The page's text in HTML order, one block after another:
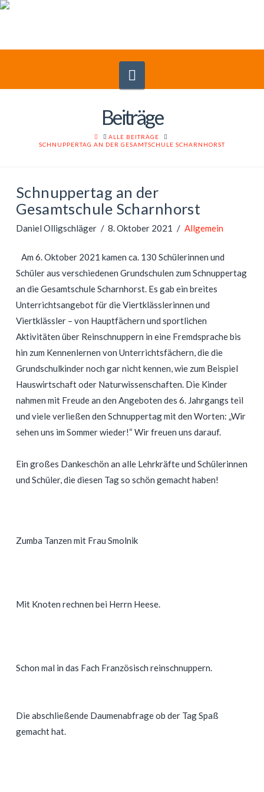
Navigation
Beiträge
HOMEALLE BEITRÄGE
SCHNUPPERTAG AN DER GESAMTSCHULE SCHARNHORST
Schnuppertag an der
Gesamtschule Scharnhorst
Daniel Olligschläger 8. Oktober 2021 Allgemein
Am 6. Oktober 2021 kamen ca. 130 Schülerinnen und
Schüler aus verschiedenen Grundschulen zum Schnuppertag
an die Gesamtschule Scharnhorst. Es gab ein breites
Unterrichtsangebot für die Viertklässlerinnen und
Viertklässler – von Hauptfächern und sportlichen
Aktivitäten über Reinschnuppern in eine Fremdsprache bis
hin zum Kennenlernen von Unterrichtsfächern, die die
Grundschulkinder noch gar nicht kennen, wie zum Beispiel
Hauswirtschaft oder Naturwissenschaften. Die Kinder
nahmen mit Freude an den Angeboten des 6. Jahrgangs teil
und viele verließen den Schnuppertag mit den Worten: „Wir
sehen uns im Sommer wieder!“ Wir freuen uns darauf.
Ein großes Dankeschön an alle Lehrkräfte und Schülerinnen
und Schüler, die diesen Tag so schön gemacht haben!
Zumba Tanzen mit Frau Smolnik
Mit Knoten rechnen bei Herrn Heese.
Schon mal in das Fach Französisch reinschnuppern.
Die abschließende Daumenabfrage ob der Tag Spaß
gemacht hat.